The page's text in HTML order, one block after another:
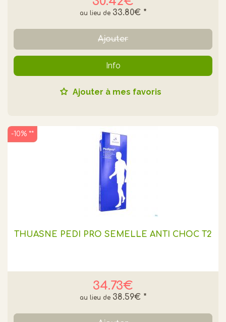
33.80€ *
Ajouter
Info
Ajouter à mes favoris
THUASNE PEDI PRO SEMELLE ANTI CHOC T2
34.73€
38.59€ *
-10% **